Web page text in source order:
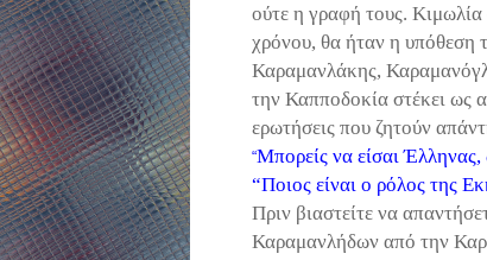
ούτε η γραφή τους.
χρόνου, θα ήταν η υπόθεση
Καραμανλάκης,
την Καπποδοκία στέκει ως
ερωτήσεις που ζητούν
“Μπορείς να είσαι Έλληνας,
“Ποιος είναι ο ρόλος της
Πριν βιαστείτε να
Καραμανλήδων από την